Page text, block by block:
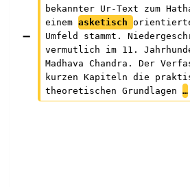
bekannter Ur-Text zum
einem asketisch
Umfeld stammt.
vermutlich im 11.
Madhava Chandra. Der
kurzen Kapiteln die
theoretischen Grundlagen …